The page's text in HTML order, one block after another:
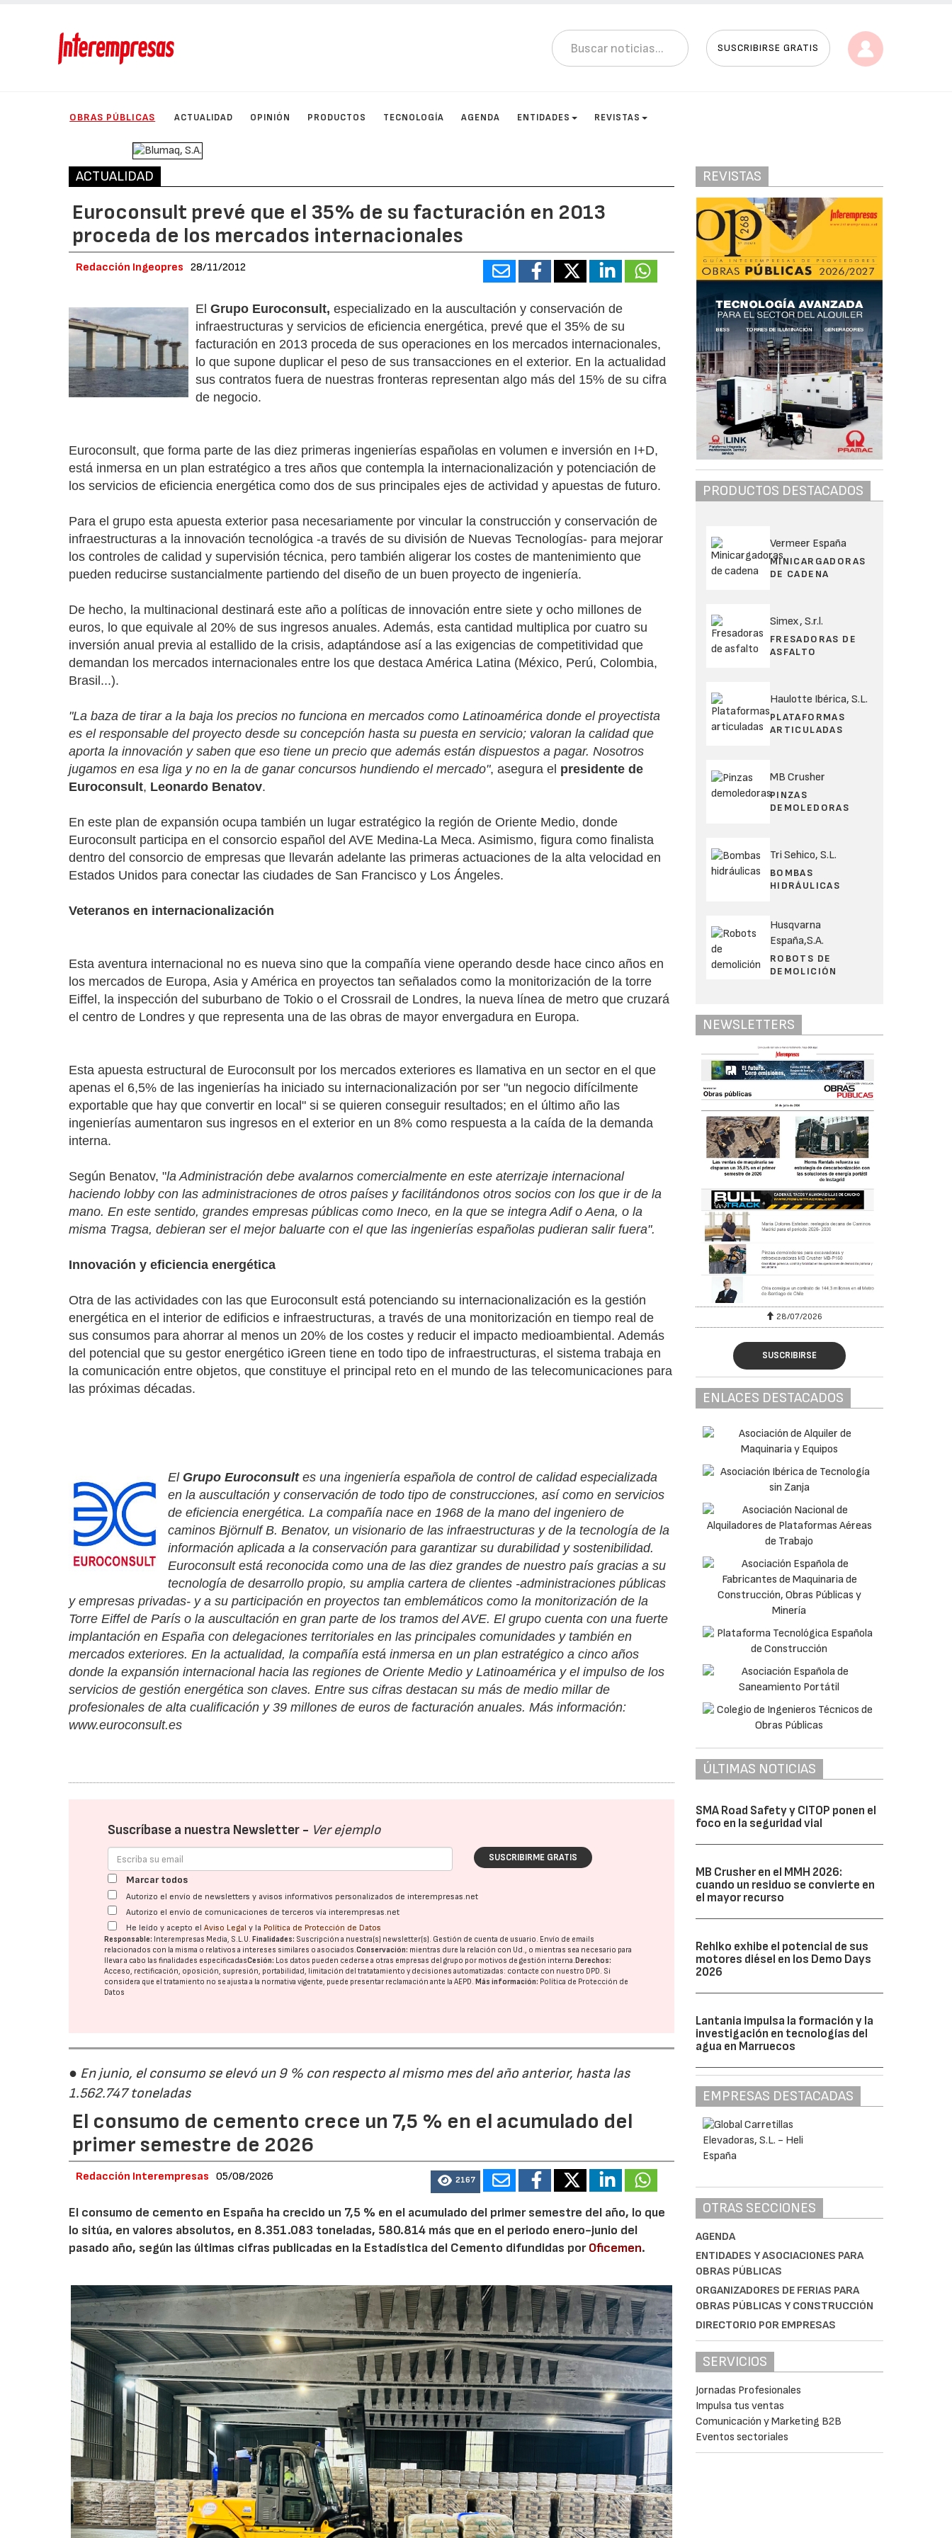
SUSCRIBIRSE GRATIS
OBRAS PÚBLICAS ACTUALIDAD OPINIÓN PRODUCTOS TECNOLOGÍA AGENDA ENTIDADES REVISTAS
ACTUALIDAD
Euroconsult prevé que el 35% de su facturación en 2013
proceda de los mercados internacionales
Redacción Ingeopres 28/11/2012
ElGrupo Euroconsult, especializado en la auscultación y conservación de
infraestructuras y servicios de eficiencia energética, prevé que el 35% de su
facturación en 2013 proceda de sus operaciones en los mercados internacionales,
lo que supone duplicar el peso de sus transacciones en el exterior. En la actualidad
sus contratos fuera de nuestras fronteras representan algo más del 15% de su cifra
de negocio.
Euroconsult, que forma parte de las diez primeras ingenierías españolas en volumen e inversión en I+D,
está inmersa en un plan estratégico a tres años que contempla la internacionalización y potenciación de
los servicios de eficiencia energética como dos de sus principales ejes de actividad y apuestas de futuro.
Para el grupo esta apuesta exterior pasa necesariamente por vincular la construcción y conservación de
infraestructuras a la innovación tecnológica -a través de su división de Nuevas Tecnologías- para mejorar
los controles de calidad y supervisión técnica, pero también aligerar los costes de mantenimiento que
pueden reducirse sustancialmente partiendo del diseño de un buen proyecto de ingeniería.
De hecho, la multinacional destinará este año a políticas de innovación entre siete y ocho millones de
euros, lo que equivale al 20% de sus ingresos anuales. Además, esta cantidad multiplica por cuatro su
inversión anual previa al estallido de la crisis, adaptándose así a las exigencias de competitividad que
demandan los mercados internacionales entre los que destaca América Latina (México, Perú, Colombia,
Brasil...).
"La baza de tirar a la baja los precios no funciona en mercados como Latinoamérica donde el proyectista
es el responsable del proyecto desde su concepción hasta su puesta en servicio; valoran la calidad que
aporta la innovación y saben que eso tiene un precio que además están dispuestos a pagar. Nosotros
jugamos en esa liga y no en la de ganar concursos hundiendo el mercado", asegura el presidente de
Euroconsult, Leonardo Benatov.
En este plan de expansión ocupa también un lugar estratégico la región de Oriente Medio, donde
Euroconsult participa en el consorcio español del AVE Medina-La Meca. Asimismo, figura como finalista
dentro del consorcio de empresas que llevarán adelante las primeras actuaciones de la alta velocidad en
Estados Unidos para conectar las ciudades de San Francisco y Los Ángeles.
Veteranos en internacionalización
Esta aventura internacional no es nueva sino que la compañía viene operando desde hace cinco años en
los mercados de Europa, Asia y América en proyectos tan señalados como la monitorización de la torre
Eiffel, la inspección del suburbano de Tokio o el Crossrail de Londres, la nueva línea de metro que cruzará
el centro de Londres y que representa una de las obras de mayor envergadura en Europa.
Esta apuesta estructural de Euroconsult por los mercados exteriores es llamativa en un sector en el que
apenas el 6,5% de las ingenierías ha iniciado su internacionalización por ser "un negocio difícilmente
exportable que hay que convertir en local" si se quieren conseguir resultados; en el último año las
ingenierías aumentaron sus ingresos en el exterior en un 8% como respuesta a la caída de la demanda
interna.
Según Benatov, "la Administración debe avalarnos comercialmente en este aterrizaje internacional
haciendo lobby con las administraciones de otros países y facilitándonos otros socios con los que ir de la
mano. En este sentido, grandes empresas públicas como Ineco, en la que se integra Adif o Aena, o la
misma Tragsa, debieran ser el mejor baluarte con el que las ingenierías españolas pudieran salir fuera".
Innovación y eficiencia energética
Otra de las actividades con las que Euroconsult está potenciando su internacionalización es la gestión
energética en el interior de edificios e infraestructuras, a través de una monitorización en tiempo real de
sus consumos para ahorrar al menos un 20% de los costes y reducir el impacto medioambiental. Además
del potencial que su gestor energético iGreen tiene en todo tipo de infraestructuras, el sistema trabaja en
la comunicación entre objetos, que constituye el principal reto en el mundo de las telecomunicaciones para
las próximas décadas.
El Grupo Euroconsultes una ingeniería española de control de calidad especializada
en la auscultación y conservación de todo tipo de construcciones, así como en servicios
de eficiencia energética. La compañía nace en 1968 de la mano del ingeniero de
caminos Björnulf B. Benatov, un visionario de las infraestructuras y de la tecnología de la
información aplicada a la conservación para garantizar su durabilidad y sostenibilidad.
Euroconsult está reconocida como una de las diez grandes de nuestro país gracias a su
tecnología de desarrollo propio, su amplia cartera de clientes -administraciones públicas
y empresas privadas- y a su participación en proyectos tan emblemáticos como la monitorización de la
Torre Eiffel de París o la auscultación en gran parte de los tramos del AVE. El grupo cuenta con una fuerte
implantación en España con delegaciones territoriales en las principales comunidades y también en
mercados exteriores. En la actualidad, la compañía está inmersa en un plan estratégico a cinco años
donde la expansión internacional hacia las regiones de Oriente Medio y Latinoamérica y el impulso de los
servicios de gestión energética son claves. Entre sus cifras destacan su más de medio millar de
profesionales de alta cualificación y 39 millones de euros de facturación anuales. Más información:
www.euroconsult.es
Suscríbase a nuestra Newsletter - Ver ejemplo
SUSCRIBIRME GRATIS
Marcar todos
Autorizo el envío de newsletters y avisos informativos personalizados de interempresas.net
Autorizo el envío de comunicaciones de terceros vía interempresas.net
He leído y acepto elAviso Legal y la Política de Protección de Datos
Responsable: Interempresas Media, S.L.U. Finalidades: Suscripción a nuestra(s) newsletter(s). Gestión de cuenta de usuario. Envío de emails
relacionados con la misma o relativos a intereses similares o asociados.Conservación: mientras dure la relación con Ud., o mientras sea necesario para
llevar a cabo las finalidades especificadasCesión: Los datos pueden cederse a otras empresas del grupo por motivos de gestión interna. Derechos:
Acceso, rectificación, oposición, supresión, portabilidad, limitación del tratatamiento y decisiones automatizadas: contacte con nuestro DPD. Si
considera que el tratamiento no se ajusta a la normativa vigente, puede presentar reclamación ante laAEPD. Más información: Política de Protección de
Datos
● En junio, el consumo se elevó un 9 % con respecto al mismo mes del año anterior, hasta las
1.562.747 toneladas
El consumo de cemento crece un 7,5 % en el acumulado del
primer semestre de 2026
Redacción Interempresas 05/08/2026 2167
El consumo de cemento en España ha crecido un 7,5 % en el acumulado del primer semestre del año, lo que
lo sitúa, en valores absolutos, en 8.351.083 toneladas, 580.814 más que en el periodo enero-junio del
pasado año, según las últimas cifras publicadas en la Estadística del Cemento difundidas porOficemen.
REVISTAS
PRODUCTOS DESTACADOS
Vermeer España
MINICARGADORAS
DE CADENA
Simex, S.r.l.
FRESADORAS DE
ASFALTO
Haulotte Ibérica, S.L.
PLATAFORMAS
ARTICULADAS
MB Crusher
PINZAS
DEMOLEDORAS
Tri Sehico, S.L.
BOMBAS
HIDRÁULICAS
Husqvarna
España,S.A.
ROBOTS DE
DEMOLICIÓN
NEWSLETTERS
28/07/2026 30/07/2026 28/07/2026
SUSCRIBIRSE
ENLACES DESTACADOS
ÚLTIMAS NOTICIAS
SMA Road Safety y CITOP ponen el
foco en la seguridad vial
MB Crusher en el MMH 2026:
cuando un residuo se convierte en
el mayor recurso
Rehlko exhibe el potencial de sus
motores diésel en los Demo Days
2026
Lantania impulsa la formación y la
investigación en tecnologías del
agua en Marruecos
EMPRESAS DESTACADAS
OTRAS SECCIONES
AGENDA
ENTIDADES Y ASOCIACIONES PARA
OBRAS PÚBLICAS
ORGANIZADORES DE FERIAS PARA
OBRAS PÚBLICAS Y CONSTRUCCIÓN
DIRECTORIO POR EMPRESAS
SERVICIOS
Jornadas Profesionales
Impulsa tus ventas
Comunicación y Marketing B2B
Eventos sectoriales